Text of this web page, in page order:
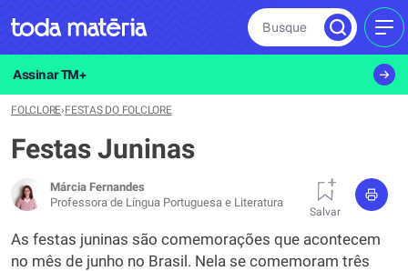
Busque
Assinar TM+
FOLCLORE›FESTAS DO FOLCLORE
Festas Juninas
Márcia Fernandes
Professora de Língua Portuguesa e Literatura
Salvar
As festas juninas são comemorações que acontecem
no mês de junho no Brasil. Nela se comemoram três